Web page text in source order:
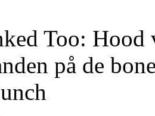
Too: Hood
på de